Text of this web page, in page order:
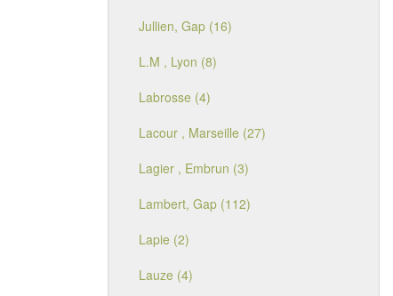
Jullien, Gap (16)
L.M , Lyon (8)
Labrosse (4)
Lacour , Marseille (27)
Lagier , Embrun (3)
Lambert, Gap (112)
Lapie (2)
Lauze (4)